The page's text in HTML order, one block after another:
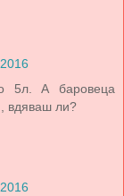
5л. А баровеца
, вдяваш ли?